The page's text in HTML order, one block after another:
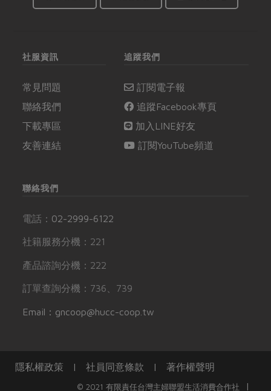
社服資訊
常見問題
聯絡我們
下載專區
友善連結
追蹤我們
訂閱電子報
追蹤Facebook專頁
加入LINE好友
訂閱YouTube頻道
聯絡我們
電話： 02-2999-6122
社籍服務分機：221
產品諮詢分機：222
訂單查詢分機：736、739
Email：gncoop@hucc-coop.tw
隱私權政策 | 社員同意條款 | 著作權聲明
© 2021 有限責任台灣主婦聯盟生活消費合作社 |